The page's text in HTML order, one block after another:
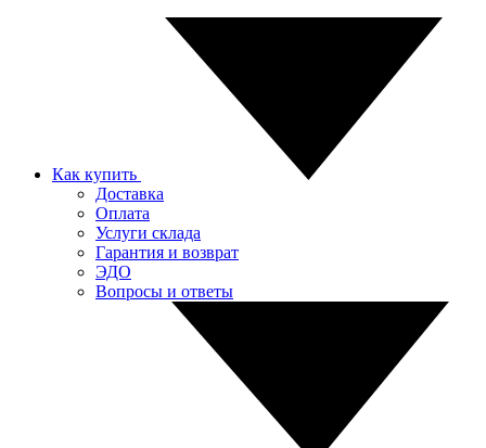
Как купить
Доставка
Оплата
Услуги склада
Гарантия и возврат
ЭДО
Вопросы и ответы